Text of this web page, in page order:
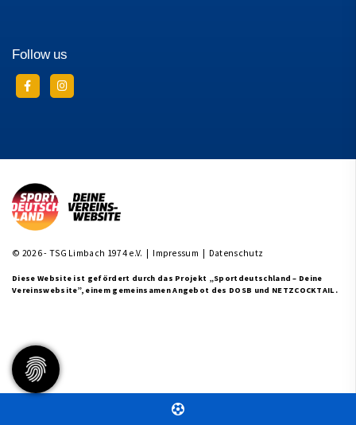
Follow us
© 2026 - TSG Limbach 1974 e.V. | Impressum | Datenschutz
Diese Website ist gefördert durch das Projekt
„Sportdeutschland – Deine
Vereinswebsite”, einem gemeinsamen Angebot des DOSB und NETZCOCKTAIL.